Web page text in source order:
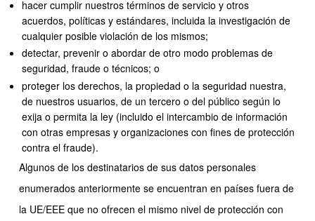
hacer cumplir nuestros términos de servicio y otros
acuerdos, políticas y estándares, incluida la investigación de
cualquier posible violación de los mismos;
detectar, prevenir o abordar de otro modo problemas de
seguridad, fraude o técnicos; o
proteger los derechos, la propiedad o la seguridad nuestra,
de nuestros usuarios, de un tercero o del público según lo
exija o permita la ley (incluido el intercambio de información
con otras empresas y organizaciones con fines de protección
contra el fraude).
Algunos de los destinatarios de sus datos personales
enumerados anteriormente se encuentran en países fuera de
la UE/EEE que no ofrecen el mismo nivel de protección con